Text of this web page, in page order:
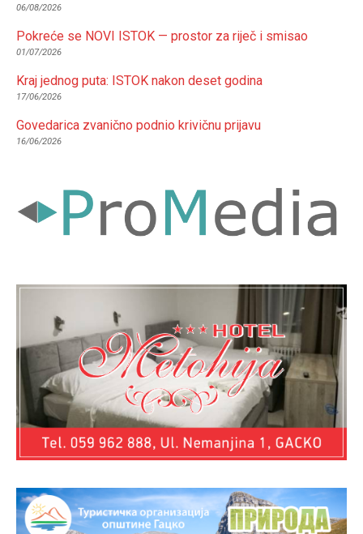
06/08/2026
Pokreće se NOVI ISTOK — prostor za riječ i smisao
01/07/2026
Kraj jednog puta: ISTOK nakon deset godina
17/06/2026
Govedarica zvanično podnio krivičnu prijavu
16/06/2026